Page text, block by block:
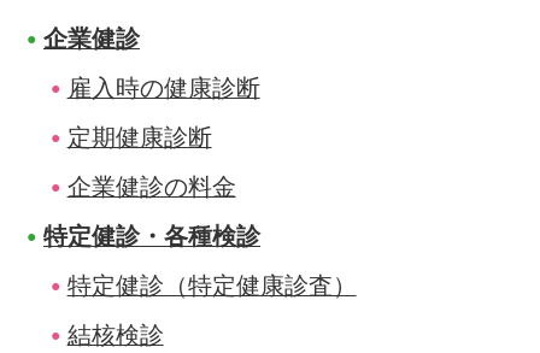
企業健診
雇入時の健康診断
定期健康診断
企業健診の料金
特定健診・各種検診
特定健診（特定健康診査）
結核検診